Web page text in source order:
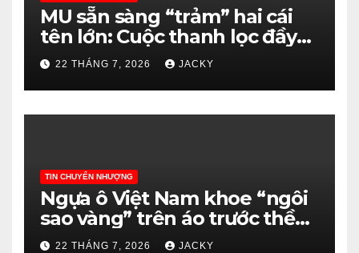
MU sẵn sàng “trảm” hai cái
tên lớn: Cuộc thanh lọc đầy
khắc nghiệt dưới thời Carrick
22 THÁNG 7, 2026 JACKY
TIN CHUYỂN NHƯỢNG
Ngựa ô Việt Nam khoe “ngôi
sao vàng” trên áo trước thềm
ASEAN Cup 2026
22 THÁNG 7, 2026 JACKY